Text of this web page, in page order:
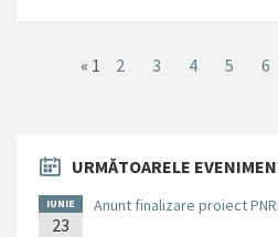
« 1 2 3 4 5 6
URMĂTOARELE
IUNIE
23
Anunt finalizare proiect